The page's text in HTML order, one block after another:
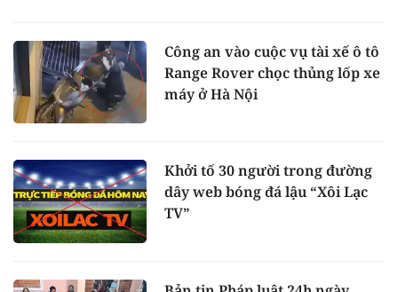
Công an vào cuộc vụ tài xế ô tô
Range Rover chọc thủng lốp xe
máy ở Hà Nội
Khởi tố 30 người trong đường
dây web bóng đá lậu “Xôi Lạc
TV”